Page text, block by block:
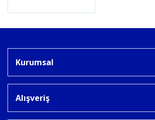
Kurumsal
Alışveriş